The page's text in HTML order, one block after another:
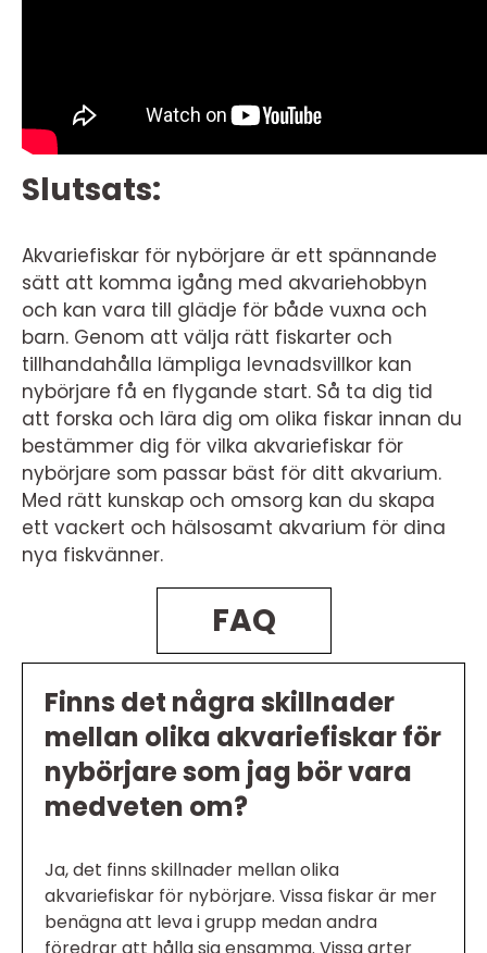
Slutsats:
Akvariefiskar för nybörjare är ett spännande
sätt att komma igång med akvariehobbyn
och kan vara till glädje för både vuxna och
barn. Genom att välja rätt fiskarter och
tillhandahålla lämpliga levnadsvillkor kan
nybörjare få en flygande start. Så ta dig tid
att forska och lära dig om olika fiskar innan du
bestämmer dig för vilka akvariefiskar för
nybörjare som passar bäst för ditt akvarium.
Med rätt kunskap och omsorg kan du skapa
ett vackert och hälsosamt akvarium för dina
nya fiskvänner.
FAQ
Finns det några skillnader
mellan olika akvariefiskar för
nybörjare som jag bör vara
medveten om?
Ja, det finns skillnader mellan olika
akvariefiskar för nybörjare. Vissa fiskar är mer
benägna att leva i grupp medan andra